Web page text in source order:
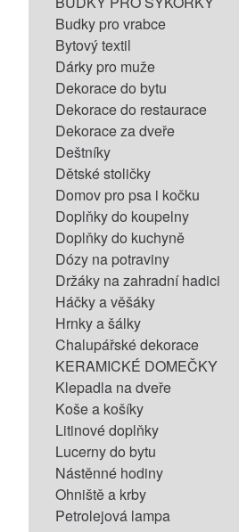
Budky pro vrabce
Bytový textil
Dárky pro muže
Dekorace do bytu
Dekorace do restaurace
Dekorace za dveře
Deštníky
Dětské stoličky
Domov pro psa i kočku
Doplňky do koupelny
Doplňky do kuchyně
Dózy na potraviny
Držáky na zahradní hadici
Háčky a věšáky
Hrnky a šálky
Chalupářské dekorace
KERAMICKÉ DOMEČKY
Klepadla na dveře
Koše a košíky
Litinové doplňky
Lucerny do bytu
Nástěnné hodiny
Ohniště a krby
Petrolejová lampa